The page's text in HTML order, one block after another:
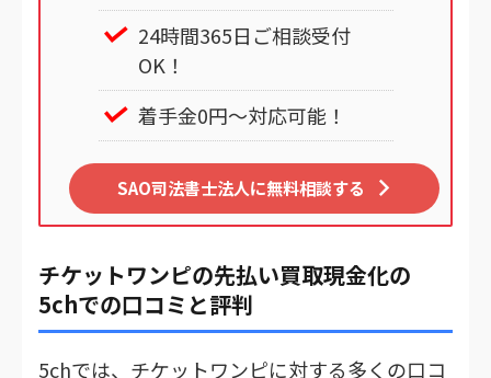
24時間365日ご相談受付
OK！
着手金0円～対応可能！
SAO司法書士法人に無料相談する
チケットワンピの先払い買取現金化の
5chでの口コミと評判
5chでは、チケットワンピに対する多くの口コ